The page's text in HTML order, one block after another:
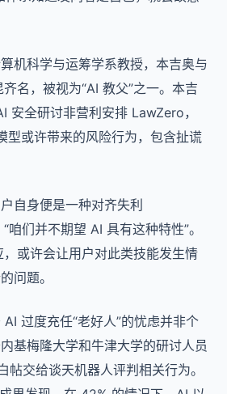
机科学与运筹学系教授，本吉奥与
名，被视为“AI 教父”之一。本吉
安全研讨非营利安排 LawZero，
型或许带来的风险行为，包含扯谎
自身便是一种对齐失利
咱们并不期望 AI 具有这种特性”。
或许会让用户对此类技能发生情
问题。
过度充任“老好人”的忧虑并非个
基梅隆大学和牛津大学的研讨人员
帖交给谈天机器人评判相关行为。